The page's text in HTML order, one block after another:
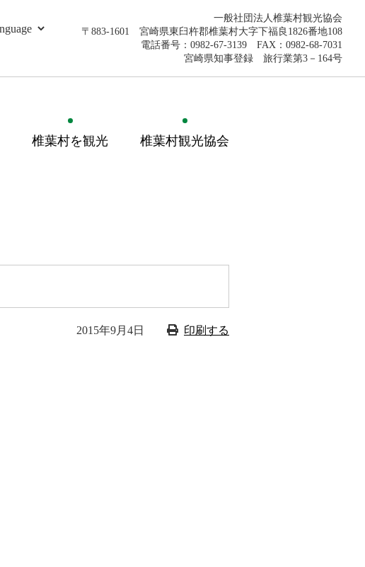
一般社団法人椎葉村観光協会
〒883-1601 宮崎県東臼杵郡椎葉村大字下福良1826番地108
電話番号：0982-67-3139 FAX：0982-68-7031
宮崎県知事登録 旅行業第3－164号
椎葉村を観光 椎葉村観光協会
2015年9月4日 印刷する